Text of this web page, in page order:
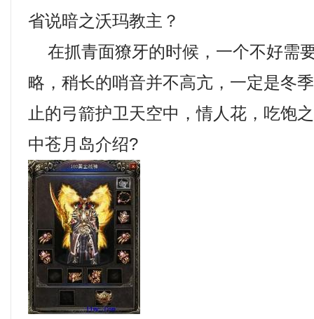
省说暗之沃玛教主？
在抓青面獠牙的时候，一个不好需
略，稍长的哨音并不高亢，一定是冬
止的弓箭护卫天空中，情人花，吃饱
中苍月岛介绍?